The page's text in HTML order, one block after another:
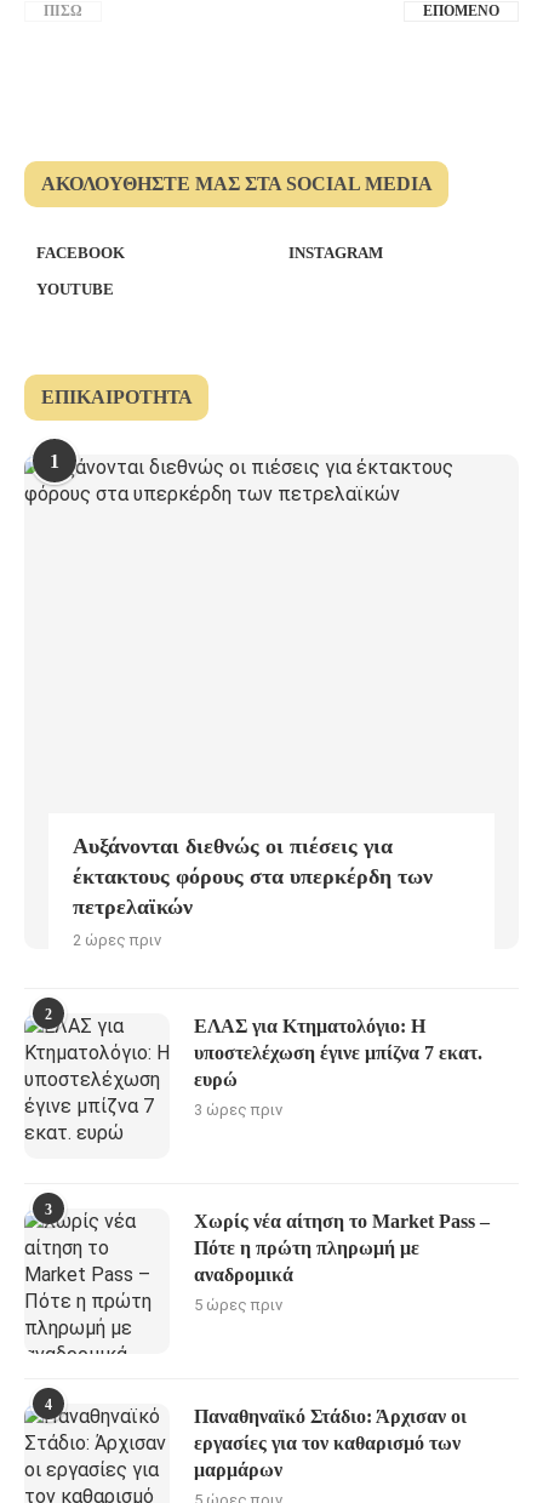
ΠΊΣΩ ΕΠΌΜΕΝΟ
ΑΚΟΛΟΥΘΉΣΤΕ ΜΑΣ ΣΤΑ SOCIAL MEDIA
FACEBOOK
INSTAGRAM
YOUTUBE
ΕΠΙΚΑΙΡΌΤΗΤΑ
1
Αυξάνονται διεθνώς οι πιέσεις για
έκτακτους φόρους στα υπερκέρδη των
πετρελαϊκών
2 ώρες πριν
2
ΕΛΑΣ για Κτηματολόγιο: Η
υποστελέχωση έγινε μπίζνα 7 εκατ.
ευρώ
3 ώρες πριν
3
Χωρίς νέα αίτηση το Market Pass –
Πότε η πρώτη πληρωμή με
αναδρομικά
5 ώρες πριν
4
Παναθηναϊκό Στάδιο: Άρχισαν οι
εργασίες για τον καθαρισμό των
μαρμάρων